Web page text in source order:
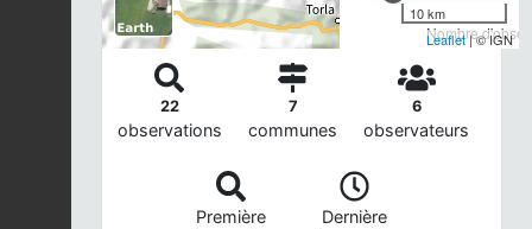
Nombre
10 km
Leaflet| © IGN
22
observations
7
communes
6
observateurs
Première
Dernière